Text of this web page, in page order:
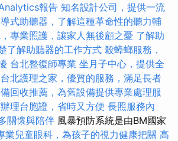
報告 知名設計公司，提供一流
式助聽器，了解這種革命性的聽力輔
專業照護，讓家人無後顧之憂 了解助
了解助聽器的工作方式 殺蟑螂服務，
台北整復師專業 坐月子中心，提供全
台北護理之家，優質的服務，滿足長者
回收推薦，為舊設備提供專業處理服
理台胞證，省時又方便 長照服務內
關懷與陪伴 風暴預防系統是由BM國家
業兒童眼科，為孩子的視力健康把關 高